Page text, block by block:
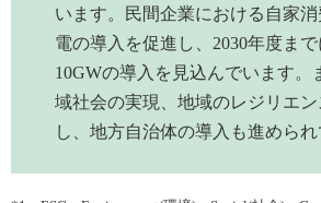
います。民間企業における自家
電の導入を促進し、2030年度ま
10GWの導入を見込んでいます。
域社会の実現、地域のレジリエ
し、地方自治体の導入も進められ